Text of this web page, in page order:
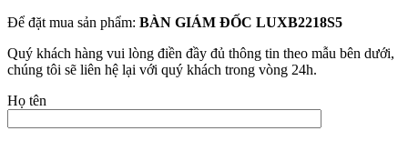
Để đặt mua sản phẩm: BÀN GIÁM ĐỐC LUXB2218S5
Quý khách hàng vui lòng điền đầy đủ thông tin theo mẫu bên dưới,
chúng tôi sẽ liên hệ lại với quý khách trong vòng 24h.
Họ tên